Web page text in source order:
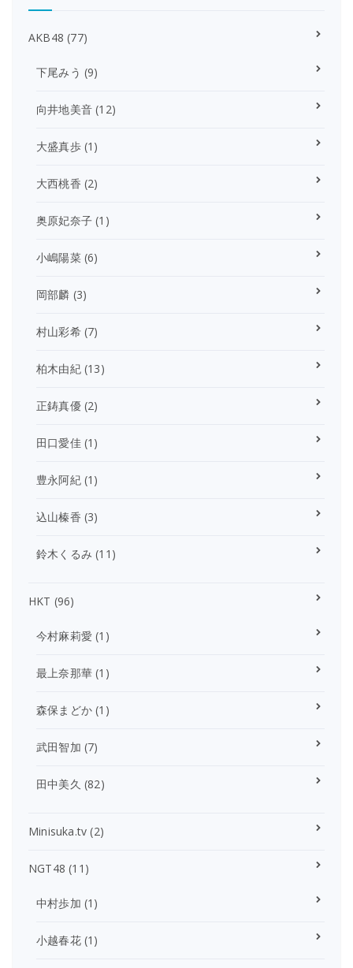
AKB48 (77)
下尾みう (9)
向井地美音 (12)
大盛真歩(1)
大西桃香 (2)
奥原妃奈子 (1)
小嶋陽菜(6)
岡部麟 (3)
村山彩希(7)
柏木由紀(13)
正鋳真優(2)
田口愛佳(1)
豊永阿紀(1)
込山榛香 (3)
鈴木くるみ (11)
HKT (96)
今村麻莉愛 (1)
最上奈那華 (1)
森保まどか (1)
武田智加 (7)
田中美久 (82)
Minisuka.tv (2)
NGT48 (11)
中村歩加 (1)
小越春花(1)